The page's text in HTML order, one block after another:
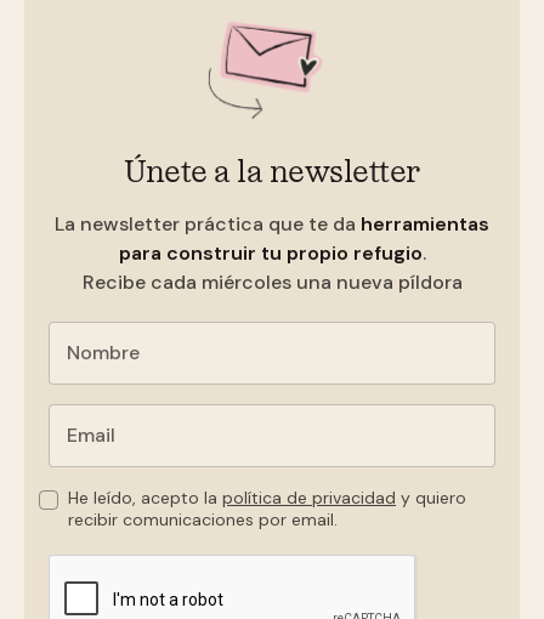
Únete a la newsletter
La newsletter práctica que te da herramientas
para construir tu propio refugio.
Recibe cada miércoles una nueva píldora
He leído, acepto la política de privacidad y quiero
recibir comunicaciones por email.